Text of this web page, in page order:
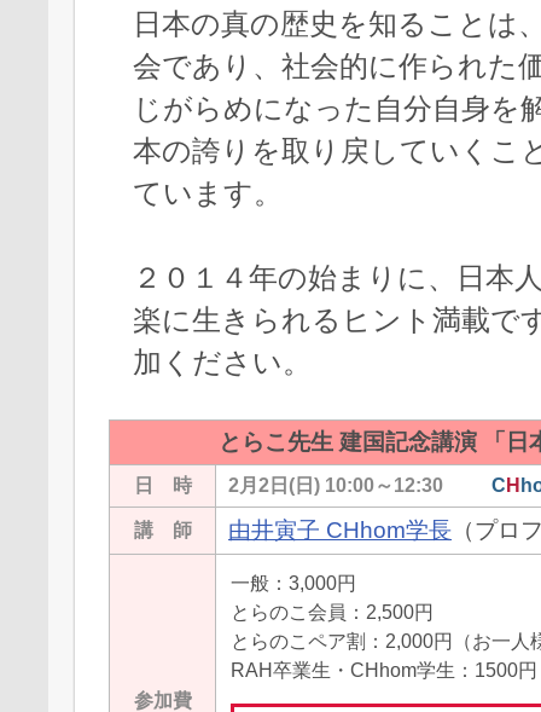
日本の真の歴史を知ることは
会であり、社会的に作られた
じがらめになった自分自身を
本の誇りを取り戻していくこ
ています。
２０１４年の始まりに、日本
楽に生きられるヒント満載で
加ください。
とらこ先生 建国記念講演 「日
日 時 2月2日(日) 10:00～12:30 C H
講 師 由井寅子 CHhom学長 （プロ
参加費
一般：3,000円
とらのこ会員：2,500円
とらのこペア割：2,000円（お一人
RAH卒業生・CHhom学生：1500円